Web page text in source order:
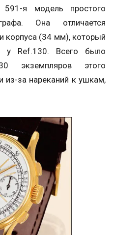
я модель простого
Она отличается
корпуса (34 мм), который
Ref.130. Всего было
экземпляров этого
из-за нареканий к ушкам,